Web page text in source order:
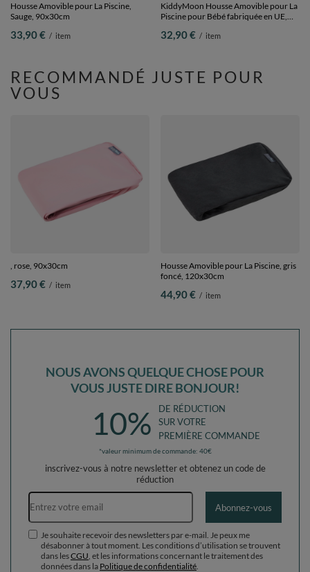
Housse Amovible pour La Piscine,
Sauge, 90x30cm
33,90 € / item
KiddyMoon Housse Amovible pour La
Piscine pour Bébé fabriquée en UE,
32,90 € / item
RECOMMANDÉ JUSTE POUR
VOUS
, rose, 90x30cm
37,90 € / item
Housse Amovible pour La Piscine, gris
foncé, 120x30cm
44,90 € / item
NOUS AVONS QUELQUE CHOSE POUR
VOUS JUSTE DIRE BONJOUR!
10%
DE RÉDUCTION
SUR VOTRE
PREMIÈRE COMMANDE
*valeur minimum de commande: 40€
inscrivez-vous à notre newsletter et obtenez un code de
réduction
Adresse e-mail
Abonnez-vous
Je souhaite recevoir des newsletters par e-mail. Je peux me
désabonner à tout moment. Les conditions d’utilisation se trouvent
dans lesCGU , et les informations concernant le traitement des
données dans la Politique de confidentialité